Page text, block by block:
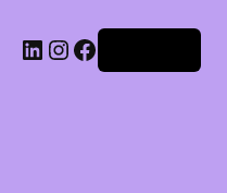
LinkedIn
Instagram
Facebook